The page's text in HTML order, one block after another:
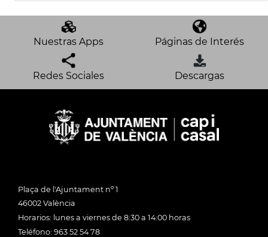
Nuestras Apps Páginas de Interés
Redes Sociales Descargas
Plaça de l'Ajuntament nº 1
46002 València
Horarios: lunes a viernes de 8:30 a 14:00 horas
Teléfono: 963 52 54 78